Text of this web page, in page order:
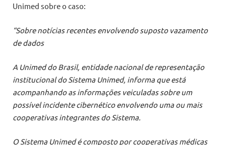
Unimed sobre o caso:
“Sobre notícias recentes envolvendo suposto vazamento
de dados
A Unimed do Brasil, entidade nacional de representação
institucional do Sistema Unimed, informa que está
acompanhando as informações veiculadas sobre um
possível incidente cibernético envolvendo uma ou mais
cooperativas integrantes do Sistema.
O Sistema Unimed é composto por cooperativas médicas